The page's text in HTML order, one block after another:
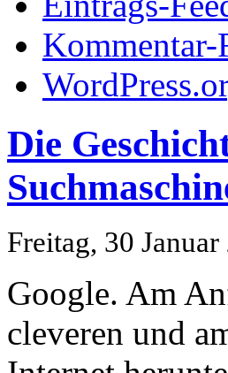
Kommentar-
Die
Freitag, 30 Januar
Google. Am
cleveren und